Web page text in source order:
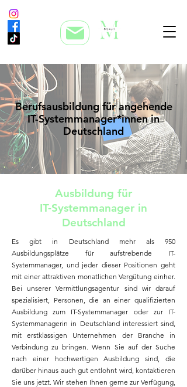
Berufsausbildung für angehende
IT-Systemmanager*innen in
Deutschland
Ausbildung für
IT-Systemmanager in
Deutschland
Es gibt in Deutschland mehr als 950
Ausbildungsplätze für aufstrebende IT-
Systemmanager, und jeder dieser Positionen geht
mit einer attraktiven monatlichen Vergütung einher.
Bei unserer Vermittlungsagentur sind wir darauf
spezialisiert, Personen, die an einer qualifizierten
Ausbildung zum IT-Systemmanager oder zur IT-
Systemmanagerin in Deutschland interessiert sind,
mit erstklassigen Unternehmen der Branche in
Verbindung zu bringen. Wenn Sie auf der Suche
nach einer hochwertigen Ausbildung sind, die
darüber hinaus auch gut entlohnt wird, kontaktieren
Sie uns jetzt. Wir stehen Ihnen gerne zur Verfügung,